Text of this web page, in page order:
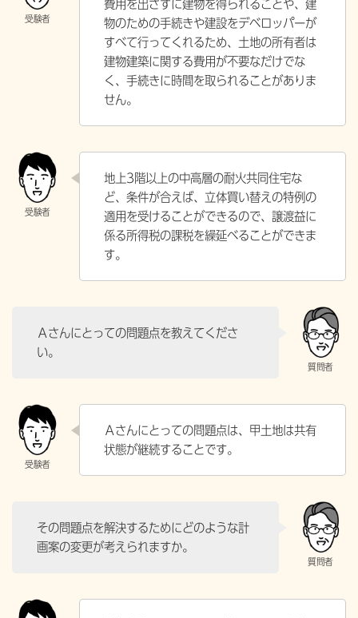
費用を出さずに建物を得られることや、建
物のための手続きや建設をデベロッパーが
すべて行ってくれるため、土地の所有者は
建物建築に関する費用が不要なだけでな
く、手続きに時間を取られることがありま
せん。
地上3階以上の中高層の耐火共同住宅な
ど、条件が合えば、立体買い替えの特例の
適用を受けることができるので、譲渡益に
係る所得税の課税を繰延べることができま
す。
Ａさんにとっての問題点を教えてくださ
い。
Ａさんにとっての問題点は、甲土地は共有
状態が継続することです。
その問題点を解決するためにどのような計
画案の変更が考えられますか。